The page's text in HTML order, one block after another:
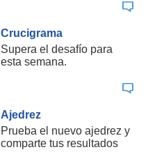
Crucigrama
Supera el desafío para
esta semana.
Ajedrez
Prueba el nuevo ajedrez y
comparte tus resultados